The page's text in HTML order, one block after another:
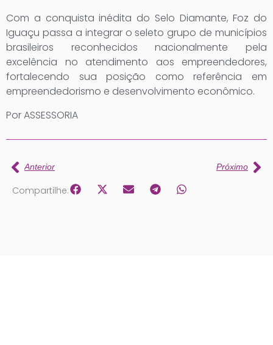
Com a conquista inédita do Selo Diamante, Foz do
Iguaçu passa a integrar o seleto grupo de municípios
brasileiros reconhecidos nacionalmente pela
excelência no atendimento aos empreendedores,
fortalecendo sua posição como referência em
empreendedorismo e desenvolvimento econômico.
Por ASSESSORIA
Anterior Próximo
Compartilhe: